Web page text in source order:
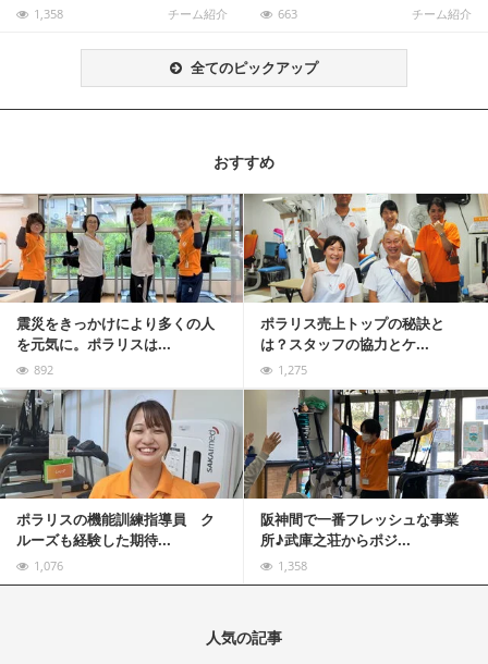
1,358 チーム紹介 663 チーム紹介
全てのピックアップ
おすすめ
震災をきっかけにより多くの人
を元気に。ポラリスは...
892
ポラリス売上トップの秘訣と
は？スタッフの協力とケ...
1,275
記事を読む
ポラリスの機能訓練指導員 ク
ルーズも経験した期待...
1,076
阪神間で一番フレッシュな事業
所♪武庫之荘からポジ...
1,358
記事を読む
人気の記事